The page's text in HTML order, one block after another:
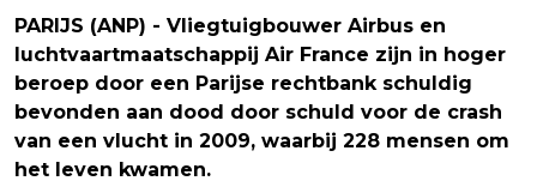
PARIJS (ANP) - Vliegtuigbouwer Airbus en
luchtvaartmaatschappij Air France zijn in hoger
beroep door een Parijse rechtbank schuldig
bevonden aan dood door schuld voor de crash
van een vlucht in 2009, waarbij 228 mensen om
het leven kwamen.